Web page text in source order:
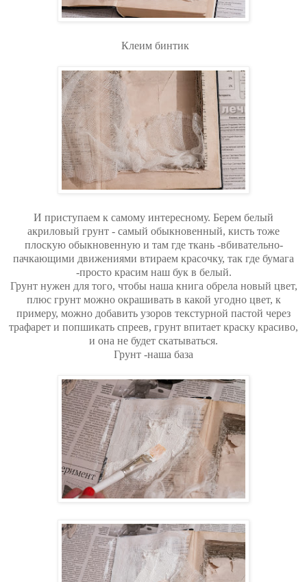
Клеим бинтик
И приступаем к самому интересному. Берем белый
акриловый грунт - самый обыкновенный, кисть тоже
плоскую обыкновенную и там где ткань -вбивательно-
пачкающими движениями втираем красочку, так где бумага
-просто красим наш бук в белый.
Грунт нужен для того, чтобы наша книга обрела новый цвет,
плюс грунт можно окрашивать в какой угодно цвет, к
примеру, можно добавить узоров текстурной пастой через
трафарет и попшикать спреев, грунт впитает краску красиво,
и она не будет скатываться.
Грунт -наша база